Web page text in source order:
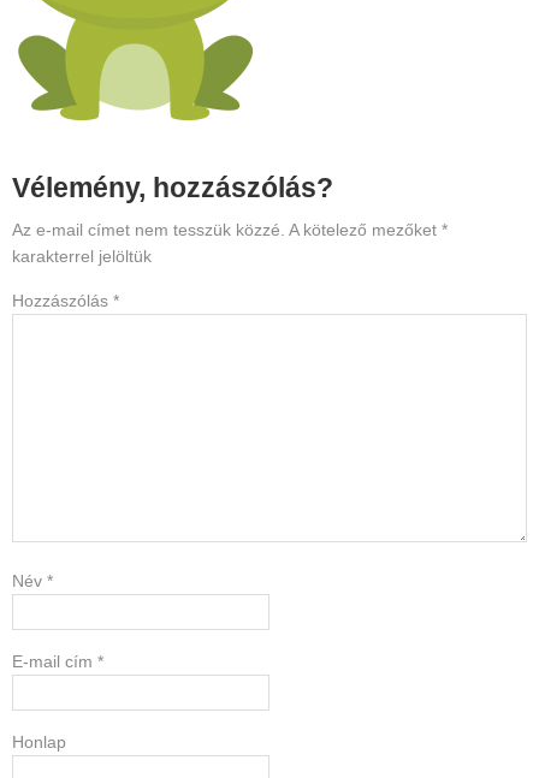
Reader
Interactions
Vélemény, hozzászólás?
Az e-mail címet nem tesszük közzé. A kötelező mezőket *
karakterrel jelöltük
Hozzászólás *
Név *
E-mail cím *
Honlap